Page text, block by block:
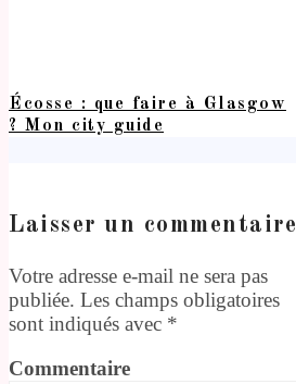
Écosse : que faire à Glasgow
? Mon city guide
Laisser un commentaire
Votre adresse e-mail ne sera pas
publiée. Les champs obligatoires
sont indiqués avec *
Commentaire